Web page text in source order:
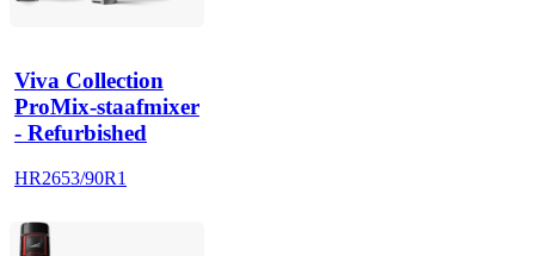
Viva Collection
ProMix-staafmixer
- Refurbished
HR2653/90R1